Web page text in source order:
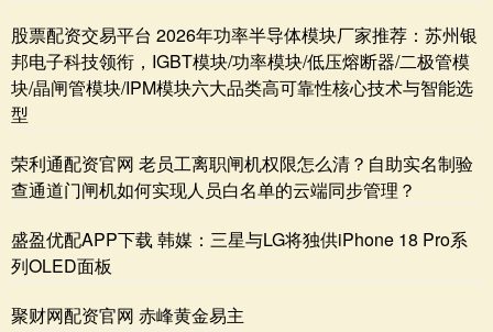
股票配资交易平台 2026年功率半导体模块厂家推荐：苏州银
邦电子科技领衔，IGBT模块/功率模块/低压熔断器/二极管模
块/晶闸管模块/IPM模块六大品类高可靠性核心技术与智能选
型
荣利通配资官网 老员工离职闸机权限怎么清？自助实名制验
查通道门闸机如何实现人员白名单的云端同步管理？
盛盈优配APP下载 韩媒：三星与LG将独供iPhone 18 Pro系
列OLED面板
聚财网配资官网 赤峰黄金易主